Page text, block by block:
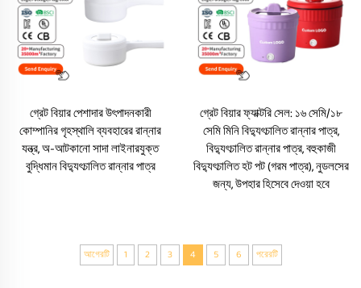
গ্রেট বিয়ার পেশাদার উৎপাদনকারী
কোম্পানির গৃহস্থালি ব্যবহারের রান্নার
যন্ত্র, অ-আটকানো সাদা লাইনারযুক্ত
বুদ্ধিমান বিদ্যুৎচালিত রান্নার পাত্র
গ্রেট বিয়ার ফ্যাক্টরি সেল: ১৬ সেমি/১৮
সেমি মিনি বিদ্যুৎচালিত রান্নার পাত্র,
বিদ্যুৎচালিত রান্নার পাত্র, বহুকাজী
বিদ্যুৎচালিত হট পট (গরম পাত্র), নুডলসের
জন্য, উপহার হিসেবে দেওয়া হবে
আগেরটি 1 2 3 4 5 6 পরেরটি